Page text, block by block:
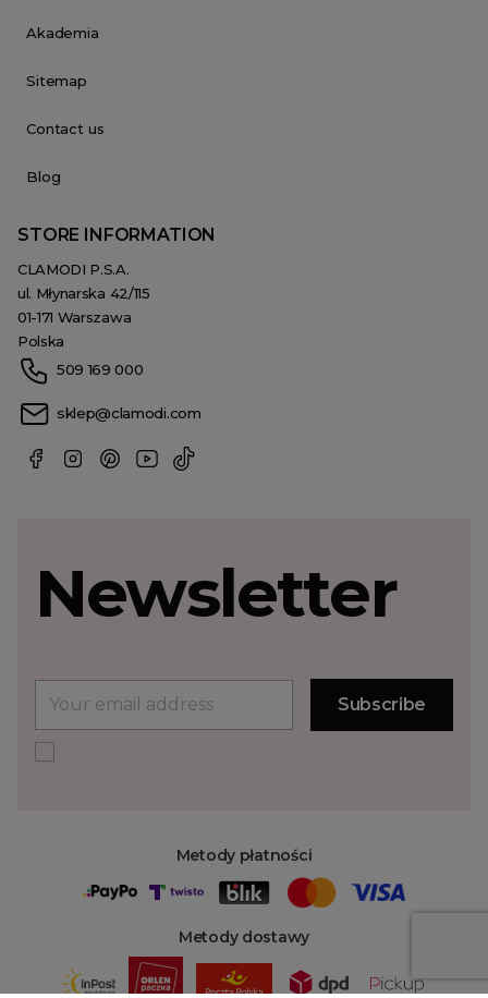
Akademia
Sitemap
Contact us
Blog
STORE INFORMATION
CLAMODI P.S.A.
ul. Młynarska 42/115
01-171 Warszawa
Polska
509 169 000
sklep@clamodi.com
Metody płatności
Metody dostawy
Newsletter